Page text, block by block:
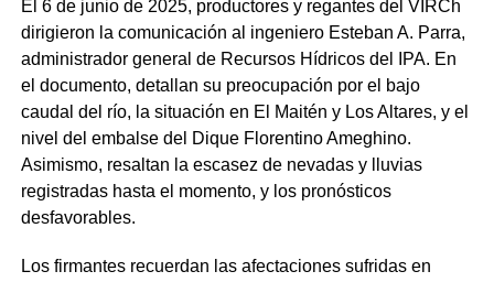
El 6 de junio de 2025, productores y regantes del VIRCh
dirigieron la comunicación al ingeniero Esteban A. Parra,
administrador general de Recursos Hídricos del IPA. En
el documento, detallan su preocupación por el bajo
caudal del río, la situación en El Maitén y Los Altares, y el
nivel del embalse del Dique Florentino Ameghino.
Asimismo, resaltan la escasez de nevadas y lluvias
registradas hasta el momento, y los pronósticos
desfavorables.
Los firmantes recuerdan las afectaciones sufridas en